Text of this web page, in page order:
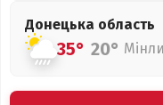
Донецька область
35° 20°